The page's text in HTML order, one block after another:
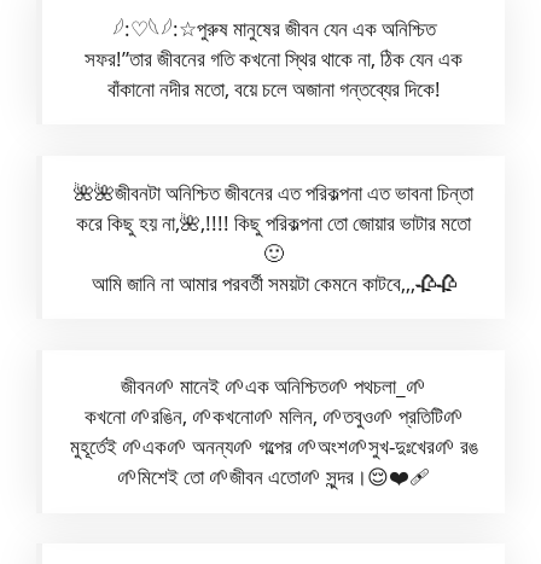
𓆪:♡𓆩𓆪:☆পুরুষ মানুষের জীবন যেন এক অনিশ্চিত
সফর!”তার জীবনের গতি কখনো স্থির থাকে না, ঠিক যেন এক
বাঁকানো নদীর মতো, বয়ে চলে অজানা গন্তব্যের দিকে!
🌺🌺জীবনটা অনিশ্চিত জীবনের এত পরিকল্পনা এত ভাবনা চিন্তা
করে কিছু হয় না,🌺,!!!! কিছু পরিকল্পনা তো জোয়ার ভাটার মতো
🙂
আমি জানি না আমার পরবর্তী সময়টা কেমনে কাটবে,,,🥀🥀
জীবন🌱 মানেই 🌱এক অনিশ্চিত🌱 পথচলা_🌱
কখনো 🌱রঙিন, 🌱কখনো🌱 মলিন, 🌱তবুও🌱 প্রতিটি🌱
মুহূর্তেই 🌱এক🌱 অনন্য🌱 গল্পের 🌱অংশ🌱সুখ-দুঃখের🌱 রঙ
🌱মিশেই তো 🌱জীবন এতো🌱 সুন্দর।😌❤️‍🩹